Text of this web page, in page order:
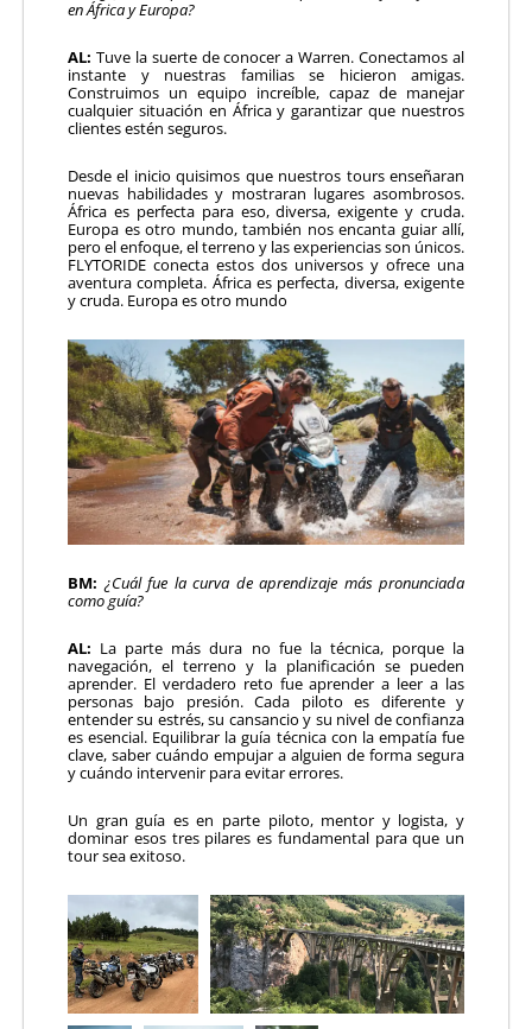
en África y Europa?
AL: Tuve la suerte de conocer a Warren. Conectamos al
instante y nuestras familias se hicieron amigas.
Construimos un equipo increíble, capaz de manejar
cualquier situación en África y garantizar que nuestros
clientes estén seguros.
Desde el inicio quisimos que nuestros tours enseñaran
nuevas habilidades y mostraran lugares asombrosos.
África es perfecta para eso, diversa, exigente y cruda.
Europa es otro mundo, también nos encanta guiar allí,
pero el enfoque, el terreno y las experiencias son únicos.
FLYTORIDE conecta estos dos universos y ofrece una
aventura completa. África es perfecta, diversa, exigente
y cruda. Europa es otro mundo
BM: ¿Cuál fue la curva de aprendizaje más pronunciada
como guía?
AL: La parte más dura no fue la técnica, porque la
navegación, el terreno y la planificación se pueden
aprender. El verdadero reto fue aprender a leer a las
personas bajo presión. Cada piloto es diferente y
entender su estrés, su cansancio y su nivel de confianza
es esencial. Equilibrar la guía técnica con la empatía fue
clave, saber cuándo empujar a alguien de forma segura
y cuándo intervenir para evitar errores.
Un gran guía es en parte piloto, mentor y logista, y
dominar esos tres pilares es fundamental para que un
tour sea exitoso.